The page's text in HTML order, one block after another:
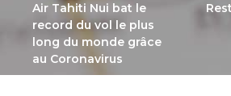
Air Tahiti Nui bat le
record du vol le plus
long du monde grâce
au Coronavirus